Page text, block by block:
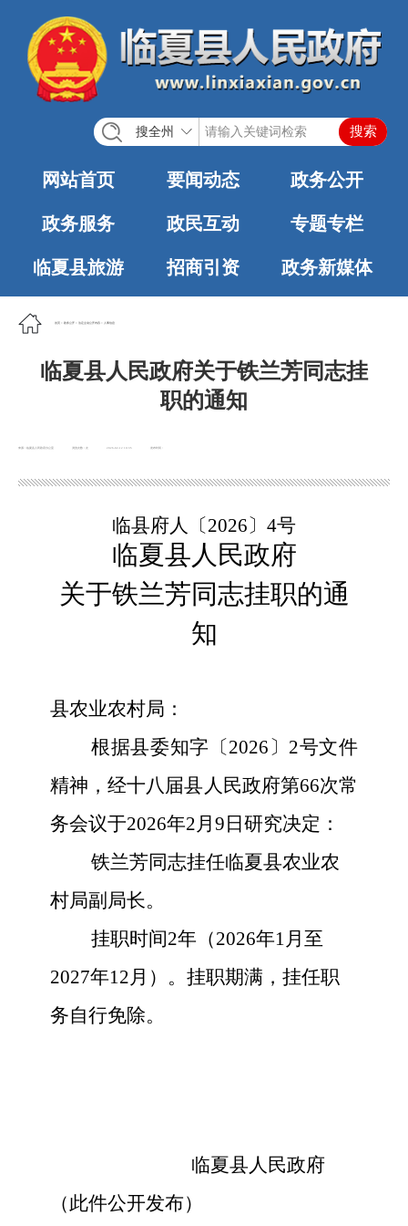
搜全州
网站首页 要闻动态 政务公开
政务服务 政民互动 专题专栏
临夏县旅游 招商引资 政务新媒体
首页 政务公开 法定主动公开内容 人事信息
临夏县人民政府关于铁兰芳同志挂
职的通知
来源：临夏县人民政府办公室 浏览次数： 发布时间：
2026-02-12 10:35
临县府人 〔2026〕4号
临夏县 人民政府
关于铁兰芳同志挂职的通
知
县农业农村局 ：
根据县委知字〔2026〕2号文件
精神，经十八届县人民政府第66次常
务会议于2026年2月9日研究决定：
铁兰芳同志挂任临夏县农业农
村局副局长。
挂职时间2年（2026年1月至
2027年12月）。挂职期满，挂任职
务自行免除。
临夏县人民政府
（此件公开发布）